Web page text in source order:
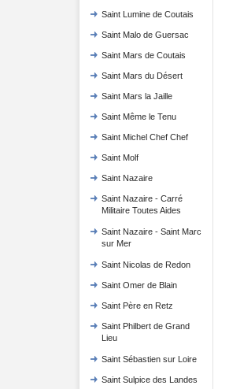
Saint Lumine de Coutais
Saint Malo de Guersac
Saint Mars de Coutais
Saint Mars du Désert
Saint Mars la Jaille
Saint Même le Tenu
Saint Michel Chef Chef
Saint Molf
Saint Nazaire
Saint Nazaire - Carré
Militaire Toutes Aides
Saint Nazaire - Saint Marc
sur Mer
Saint Nicolas de Redon
Saint Omer de Blain
Saint Père en Retz
Saint Philbert de Grand
Lieu
Saint Sébastien sur Loire
Saint Sulpice des Landes